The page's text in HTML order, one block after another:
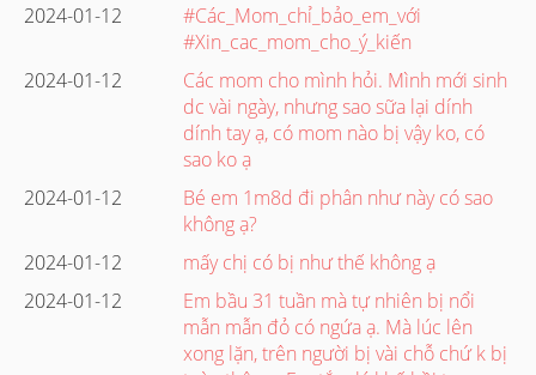
2024-01-12
#Các_Mom_chỉ_bảo_em_với
#Xin_cac_mom_cho_ý_kiến
2024-01-12
Các mom cho mình hỏi. Mình mới sinh
dc vài ngày, nhưng sao sữa lại dính
dính tay ạ, có mom nào bị vậy ko, có
sao ko ạ
2024-01-12
Bé em 1m8d đi phân như này có sao
không ạ?
2024-01-12
mấy chị có bị như thế không ạ
2024-01-12
Em bầu 31 tuần mà tự nhiên bị nổi
mẫn mẫn đỏ có ngứa ạ. Mà lúc lên
xong lặn, trên người bị vài chỗ chứ k bị